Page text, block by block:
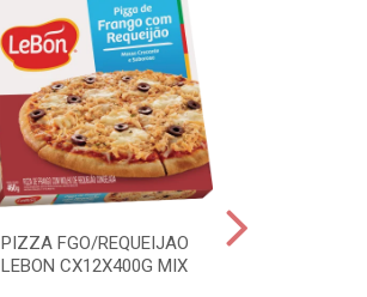
PIZZA FGO/REQUEIJAO
LEBON CX12X400G MIX